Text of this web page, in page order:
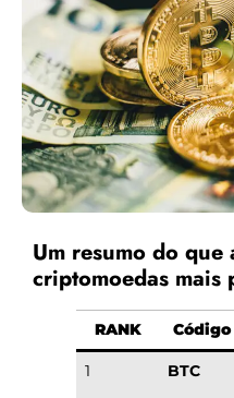
Um resumo do que
criptomoedas mais
RANK Código
1 BTC